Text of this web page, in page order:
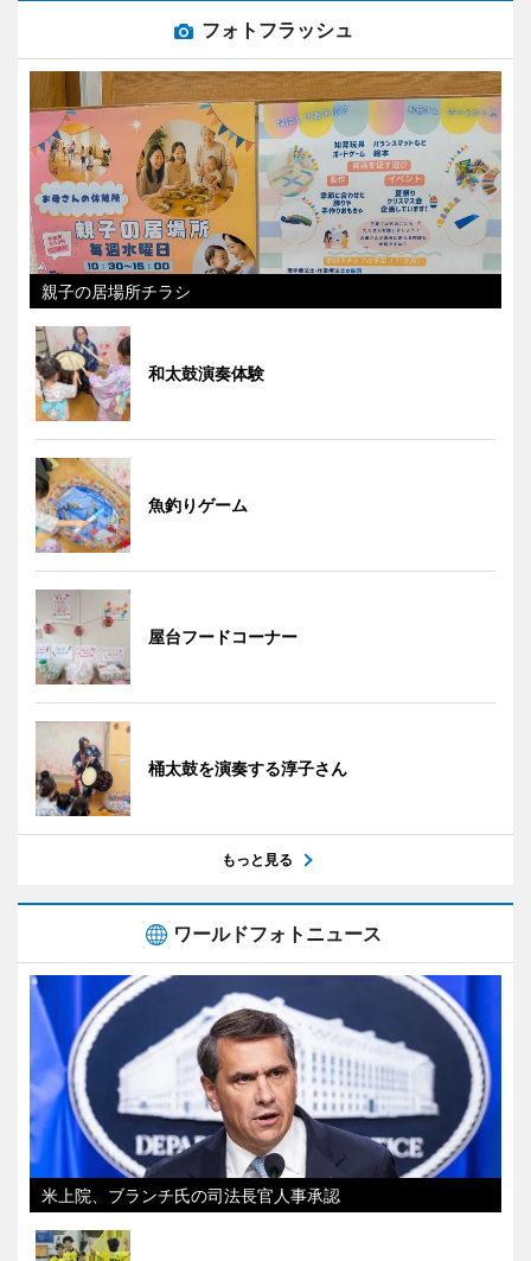
フォトフラッシュ
親子の居場所チラシ
和太鼓演奏体験
魚釣りゲーム
屋台フードコーナー
桶太鼓を演奏する淳子さん
もっと見る
ワールドフォトニュース
米上院、ブランチ氏の司法長官人事承認